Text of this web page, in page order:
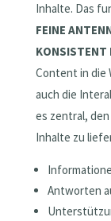
Inhalte. Das
FEINE
KONSISTENT
Content in die
auch die
es zentral,
Inhalte zu
Antworten